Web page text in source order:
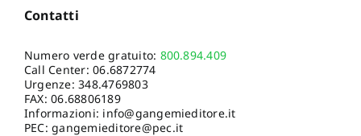
Contatti
Numero verde gratuito: 800.894.409
Call Center:06.6872774
Urgenze:348.4769803
FAX: 06.68806189
Informazioni: info@gangemieditore.it
PEC: gangemieditore@pec.it